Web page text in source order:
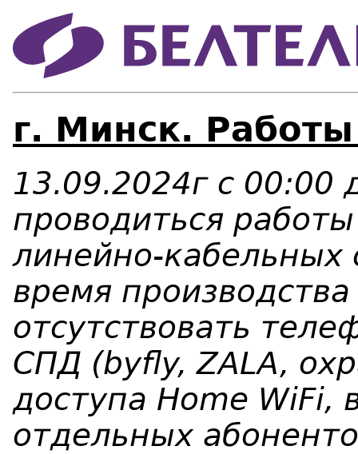
г. Минск.
13.09.2024г с 00:00
проводиться
линейно-кабельных
время
отсутствовать
СПД (byfly, ZALA,
доступа Home WiFi,
отдельных